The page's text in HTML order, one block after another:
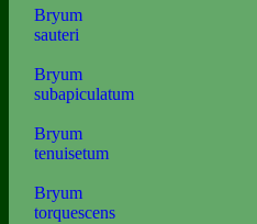
Bryum
sauteri
Bryum
subapiculatum
Bryum
tenuisetum
Bryum
torquescens